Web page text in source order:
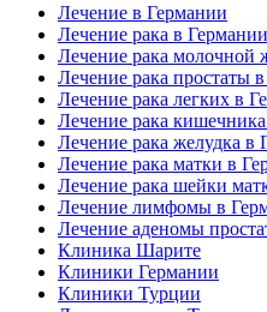
Лечение в Германии
Лечение рака в Германии
Лечение рака молочной
Лечение рака простаты
Лечение рака легких в
Лечение рака
Лечение рака желудка в
Лечение рака матки в
Лечение рака шейки
Лечение лимфомы в
Лечение аденомы
Клиника Шарите
Клиники Германии
Клиники Турции